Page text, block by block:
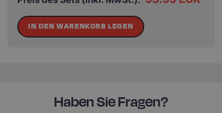
IN DEN WARENKORB LEGEN
Haben Sie Fragen?